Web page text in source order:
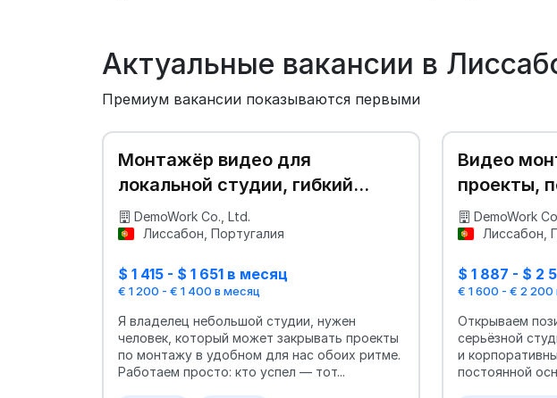
Актуальные вакансии в
Премиум вакансии показываются первыми
Монтажёр видео для
локальной студии, гибкий
график
DemoWork Co., Ltd.
Лиссабон, Португалия
$ 1 415 - $ 1 651 в месяц
€ 1 200 - € 1 400 в месяц
Я владелец небольшой студии, нужен
человек, который может закрывать проекты
по монтажу в удобном для нас обоих ритме.
Работаем просто: кто успел — тот...
Видео
проекты,
DemoWork
Лиссабон,
$ 1 887 - $ 2
€ 1 600 - € 2 200
Открываем
серьёзной
и
постоянной